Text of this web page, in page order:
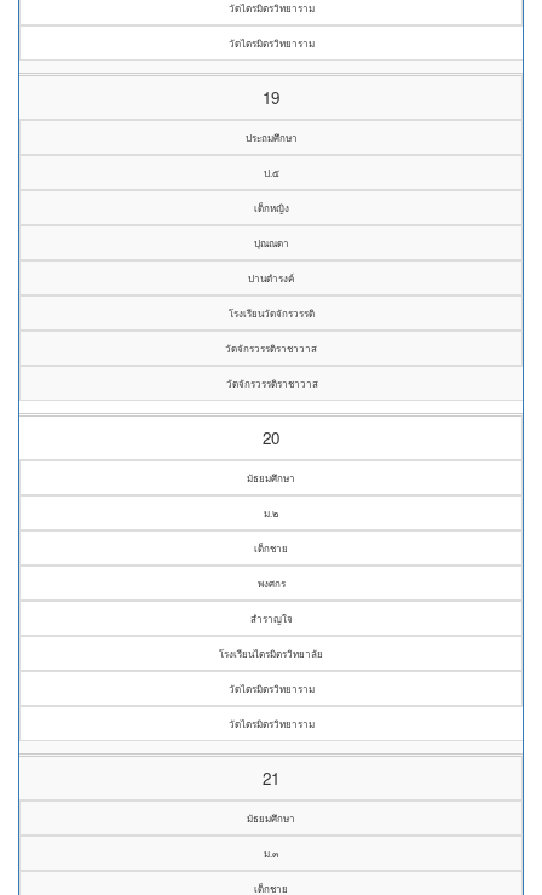
วัดไตรมิตรวิทยาราม
วัดไตรมิตรวิทยาราม
19
ประถมศึกษา
ป.๕
เด็กหญิง
ปุณณดา
ปานดำรงค์
โรงเรียนวัดจักรวรรดิ
วัดจักรวรรดิราชาวาส
วัดจักรวรรดิราชาวาส
20
มัธยมศึกษา
ม.๒
เด็กชาย
พงศกร
สำราญใจ
โรงเรียนไตรมิตรวิทยาลัย
วัดไตรมิตรวิทยาราม
วัดไตรมิตรวิทยาราม
21
มัธยมศึกษา
ม.๓
เด็กชาย